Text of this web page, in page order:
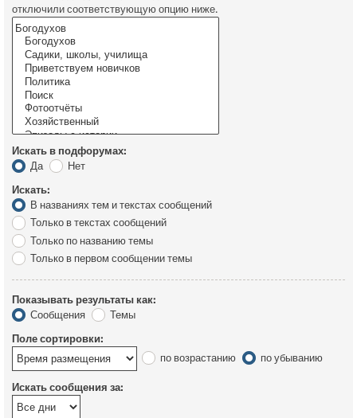
отключили соответствующую опцию ниже.
Искать в подфорумах:
Да
Нет
Искать:
В названиях тем и текстах сообщений
Только в текстах сообщений
Только по названию темы
Только в первом сообщении темы
Показывать результаты как:
Сообщения
Темы
Поле сортировки:
по возрастанию
по убыванию
Искать сообщения за: